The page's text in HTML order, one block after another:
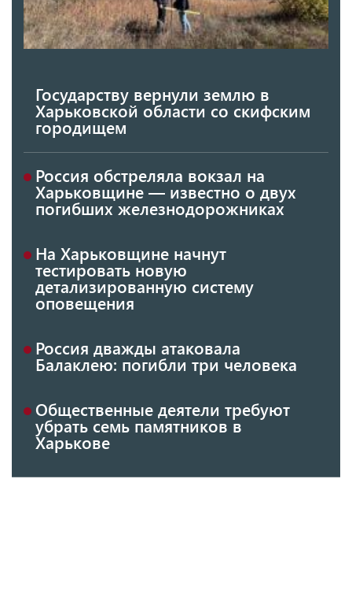
Государству вернули землю в
Харьковской области со скифским
городищем
Россия обстреляла вокзал на
Харьковщине — известно о двух
погибших железнодорожниках
На Харьковщине начнут
тестировать новую
детализированную систему
оповещения
Россия дважды атаковала
Балаклею: погибли три человека
Общественные деятели требуют
убрать семь памятников в
Харькове